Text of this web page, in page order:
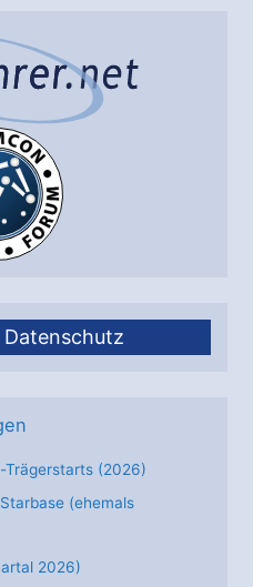
Datenschutz
Trägerstarts (2026)
(ehemals
2026)